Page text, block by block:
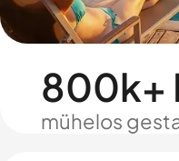
800k+
mühelos